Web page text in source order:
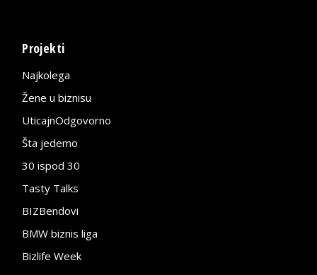
Projekti
Najkolega
Žene u biznisu
UticajnOdgovorno
Šta jedemo
30 ispod 30
Tasty Talks
BIZBendovi
BMW biznis liga
Bizlife Week